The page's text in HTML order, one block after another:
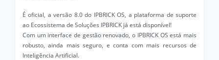
É oficial, a versão 8.0 do IPBRICK OS, a plataforma de suporte
ao Ecossistema de Soluções IPBRICK já está disponível!
Com um interface de gestão renovado, o IPBRICK OS está mais
robusto, ainda mais seguro, e conta com mais recursos de
Inteligência Artificial.